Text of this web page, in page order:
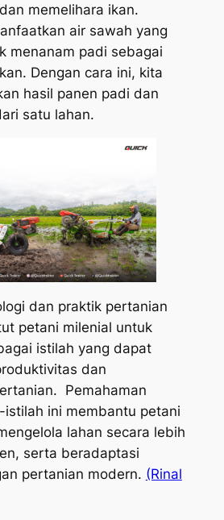
memelihara ikan.
air sawah yang
menanam padi sebagai
Dengan cara ini, kita
hasil panen padi dan
satu lahan.
dan praktik pertanian
petani milenial untuk
istilah yang dapat
dan
Pemahaman
ini membantu petani
lahan secara lebih
serta beradaptasi
pertanian modern. (Rinal